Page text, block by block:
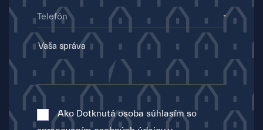
Telefón
Ako Dotknutá osoba súhlasím so